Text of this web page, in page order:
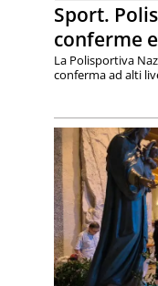
Sport.
conferme
La Polisportiva
conferma ad alti